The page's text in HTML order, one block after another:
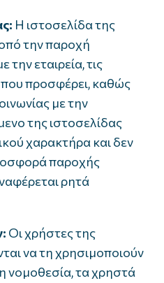
Η ιστοσελίδα της
την παροχή
εταιρεία, τις
προσφέρει, καθώς
με την
της ιστοσελίδας
χαρακτήρα και δεν
παροχής
ρητά
Οι χρήστες της
να τη χρησιμοποιούν
νομοθεσία, τα χρηστά